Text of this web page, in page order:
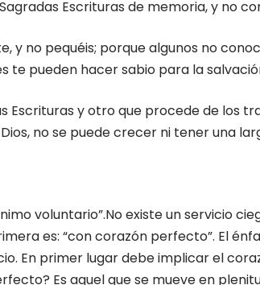
Escrituras de memoria, y no
y no pequéis; porque algunos no
te pueden hacer sabio para la
Escrituras y otro que procede de los
no se puede crecer ni tener una
voluntario”.No existe un servicio
es: “con corazón perfecto”. El
En primer lugar debe implicar el
Es aquel que se mueve en